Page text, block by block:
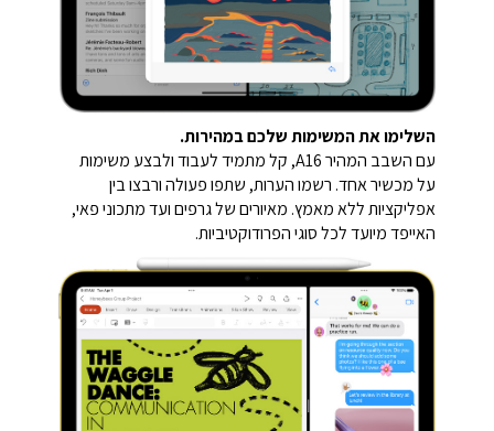
השלימו את המשימות שלכם במהירות.
עם השבב המהיר A16, קל מתמיד לעבוד ולבצע משימות
על מכשיר אחד. רשמו הערות, שתפו פעולה ורבצו בין
אפליקציות ללא מאמץ. מאיורים של גרפים ועד מתכוני פאי,
האייפד מיועד לכל סוגי הפרודוקטיביות.